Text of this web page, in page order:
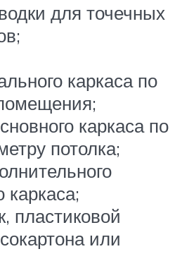
для точечных
каркаса по
каркаса по
потолка;
каркаса;
пластиковой
или